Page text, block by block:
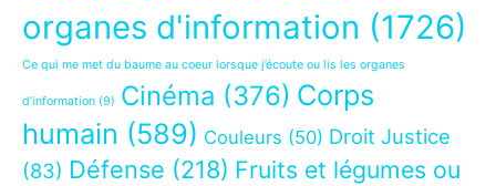
organes d'information (1726)
Ce qui me met du baume au coeur lorsque j’écoute ou lis les organes
d’information (9) Cinéma (376) Corps
humain (589) Couleurs (50) Droit Justice
(83) Défense (218) Fruits et légumes ou